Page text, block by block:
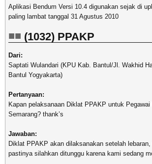
Aplikasi Bendum Versi 10.4 digunakan sejak di
paling lambat tanggal 31 Agustus 2010
(1032) PPAKP
Dari:
Saptati Wulandari (KPU Kab. Bantul/Jl. Wakhid
Bantul Yogyakarta)
Pertanyaan:
Kapan pelaksanaan Diklat PPAKP untuk
Semarang? thank’s
Jawaban:
Diklat PPAKP akan dilaksanakan setelah lebaran,
pastinya silahkan ditunggu karena kami sedang